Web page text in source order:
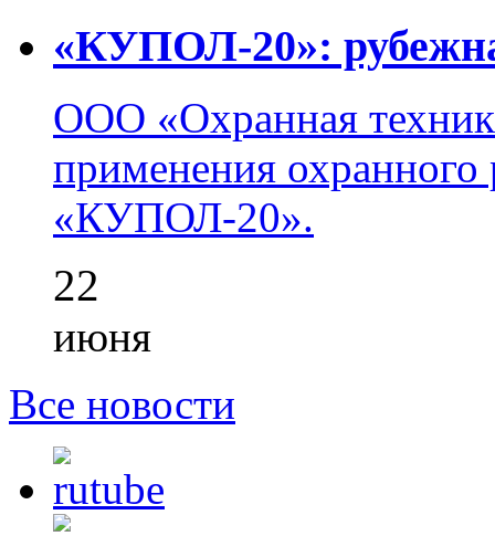
«КУПОЛ-20»:
ООО «Охранная
применения охранного
«КУПОЛ-20».
22
июня
Все новости